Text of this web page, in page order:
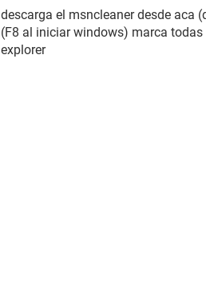
descarga el msncleaner desde aca
(F8 al iniciar windows) marca
explorer